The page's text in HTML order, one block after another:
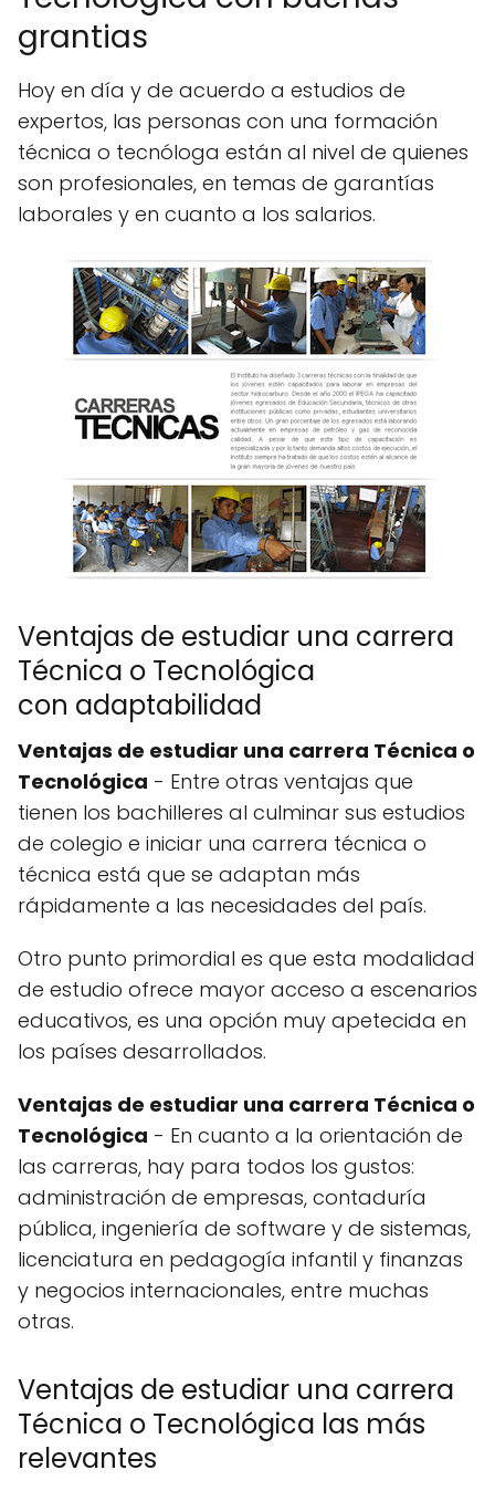
grantias
Hoy en día y de acuerdo a estudios de
expertos, las personas con una formación
técnica o tecnóloga están al nivel de quienes
son profesionales, en temas de garantías
laborales y en cuanto a los salarios.
Ventajas de estudiar una carrera
Técnica o Tecnológica
con adaptabilidad
Ventajas de estudiar una carrera Técnica o
Tecnológica - Entre otras ventajas que
tienen los bachilleres al culminar sus estudios
de colegio e iniciar una carrera técnica o
técnica está que se adaptan más
rápidamente a las necesidades del país.
Otro punto primordial es que esta modalidad
de estudio ofrece mayor acceso a escenarios
educativos, es una opción muy apetecida en
los países desarrollados.
Ventajas de estudiar una carrera Técnica o
Tecnológica - En cuanto a la orientación de
las carreras, hay para todos los gustos:
administración de empresas, contaduría
pública, ingeniería de software y de sistemas,
licenciatura en pedagogía infantil y finanzas
y negocios internacionales, entre muchas
otras.
Ventajas de estudiar una carrera
Técnica o Tecnológica las más
relevantes